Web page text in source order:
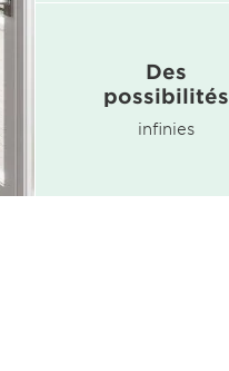
Des
possibilités
infinies